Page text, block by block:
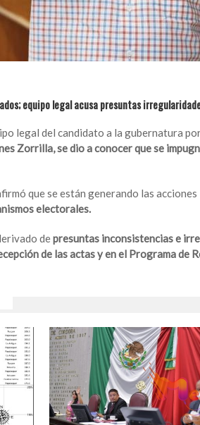
equipo legal acusa presuntas
legal del candidato a la gubernatura
Zorrilla, se dio a conocer que se
que se están generando las
electorales.
depresuntas inconsistencias e
de las actas y en el Programa de